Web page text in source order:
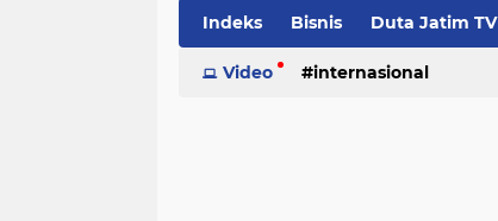
Indeks Bisnis Duta Jatim TV
Video internasional